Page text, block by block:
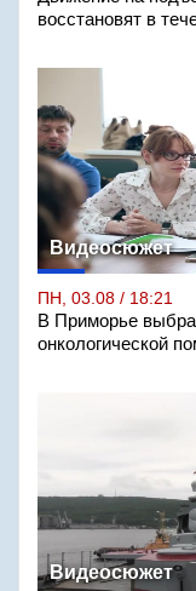
восстановят в
Видеосюжет
ПН, 03.08 / 18:21
В Приморье
онкологической
Видеосюжет